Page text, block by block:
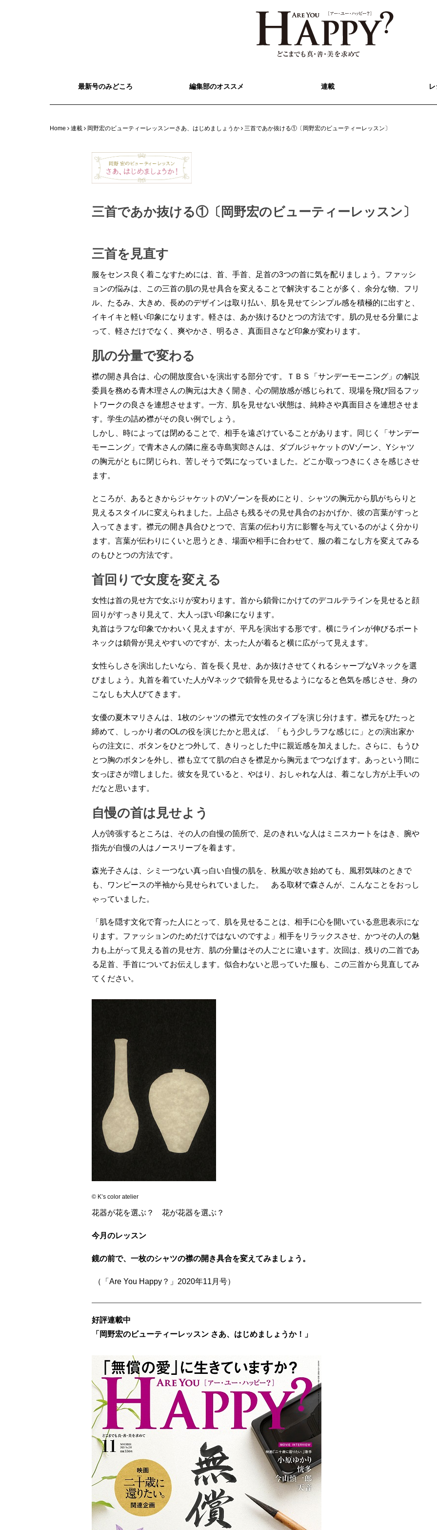
最新号のみどころ 編集部のオススメ 連載
Home 連載 岡野宏のビューティーレッスンーさあ、はじめましょうか 三首であか抜ける①〔岡野宏のビューティーレッスン〕
三首であか抜ける①〔岡野宏のビューティーレッスン〕
三首を見直す
服をセンス良く着こなすためには、首、手首、足首の3つの首に気を配りましょう。ファッシ
ョンの悩みは、この三首の肌の見せ具合を変えることで解決することが多く、余分な物、フリ
ル、たるみ、大きめ、長めのデザインは取り払い、肌を見せてシンプル感を積極的に出すと、
イキイキと軽い印象になります。軽さは、あか抜けるひとつの方法です。肌の見せる分量によ
って、軽さだけでなく、爽やかさ、明るさ、真面目さなど印象が変わります。
肌の分量で変わる
襟の開き具合は、心の開放度合いを演出する部分です。ＴＢＳ「サンデーモーニング」の解説
委員を務める青木理さんの胸元は大きく開き、心の開放感が感じられて、現場を飛び回るフッ
トワークの良さを連想させます。一方、肌を見せない状態は、純粋さや真面目さを連想させま
す。学生の詰め襟がその良い例でしょう。
しかし、時によっては閉めることで、相手を遠ざけていることがあります。同じく「サンデー
モーニング」で青木さんの隣に座る寺島実郎さんは、ダブルジャケットのVゾーン、Yシャツ
の胸元がともに閉じられ、苦しそうで気になっていました。どこか取っつきにくさを感じさせ
ます。
ところが、あるときからジャケットのVゾーンを長めにとり、シャツの胸元から肌がちらりと
見えるスタイルに変えられました。上品さも残るその見せ具合のおかげか、彼の言葉がすっと
入ってきます。襟元の開き具合ひとつで、言葉の伝わり方に影響を与えているのがよく分かり
ます。言葉が伝わりにくいと思うとき、場面や相手に合わせて、服の着こなし方を変えてみる
のもひとつの方法です。
首回りで女度を変える
女性は首の見せ方で女ぶりが変わります。首から鎖骨にかけてのデコルテラインを見せると顔
回りがすっきり見えて、大人っぽい印象になります。
丸首はラフな印象でかわいく見えますが、平凡を演出する形です。横にラインが伸びるボート
ネックは鎖骨が見えやすいのですが、太った人が着ると横に広がって見えます。
女性らしさを演出したいなら、首を長く見せ、あか抜けさせてくれるシャープなVネックを選
びましょう。丸首を着ていた人がVネックで鎖骨を見せるようになると色気を感じさせ、身の
こなしも大人びてきます。
女優の夏木マリさんは、1枚のシャツの襟元で女性のタイプを演じ分けます。襟元をぴたっと
締めて、しっかり者のOLの役を演じたかと思えば、「もう少しラフな感じに」との演出家か
らの注文に、ボタンをひとつ外して、きりっとした中に親近感を加えました。さらに、もうひ
とつ胸のボタンを外し、襟も立てて肌の白さを襟足から胸元までつなげます。あっという間に
女っぽさが増しました。彼女を見ていると、やはり、おしゃれな人は、着こなし方が上手いの
だなと思います。
自慢の首は見せよう
人が誇張するところは、その人の自慢の箇所で、足のきれいな人はミニスカートをはき、腕や
指先が自慢の人はノースリーブを着ます。
森光子さんは、シミ一つない真っ白い自慢の肌を、秋風が吹き始めても、風邪気味のときで
も、ワンピースの半袖から見せられていました。 ある取材で森さんが、こんなことをおっし
ゃっていました。
「肌を隠す文化で育った人にとって、肌を見せることは、相手に心を開いている意思表示にな
ります。ファッションのためだけではないのですよ」相手をリラックスさせ、かつその人の魅
力も上がって見える首の見せ方、肌の分量はその人ごとに違います。次回は、残りの二首であ
る足首、手首についてお伝えします。似合わないと思っていた服も、この三首から見直してみ
てください。
© K’s color atelier
花器が花を選ぶ？ 花が花器を選ぶ？
今月のレッスン
鏡の前で、一枚のシャツの襟の開き具合を変えてみましょう。
（「Are You Happy？」2020年11月号）
好評連載中
「岡野宏のビューティーレッスン さあ、はじめましょうか！」